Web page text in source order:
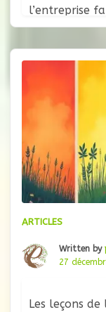
l’entreprise
plusieurs
observe,
huîtres en
impropres à
ARTICLES
Written by
27
Les leçons